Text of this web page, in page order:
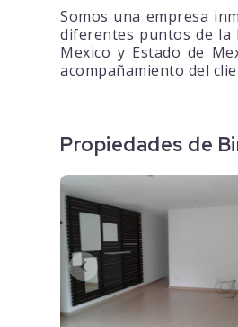
Somos una empresa
diferentes puntos de la
Mexico y Estado de
acompañamiento del
Propiedades de